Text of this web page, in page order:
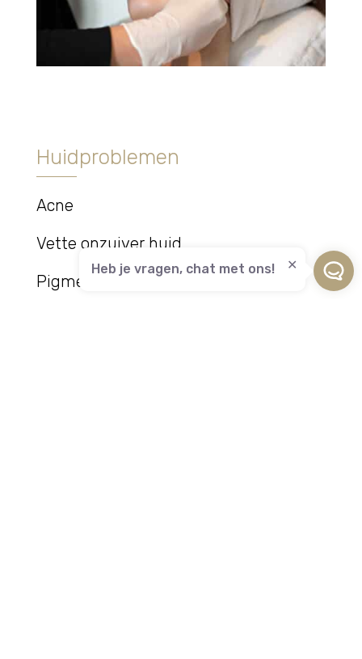
Huidproblemen
Acne
Vette onzuiver huid
Pigment
Heb je vragen, chat met ons!